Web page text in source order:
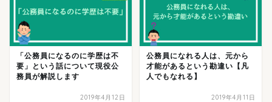
「公務員になるのに学歴は不
要」という話について現役公
務員が解説します
2019年4月12日
公務員になれる人は、元から
才能があるという勘違い【凡
人でもなれる】
2019年4月11日